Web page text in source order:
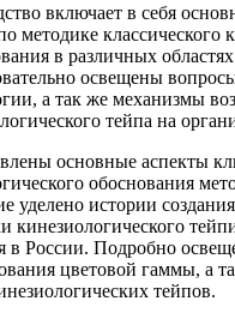
включает в себя
методике классического
в различных
освещены
а так же механизмы
тейпа на
основные аспекты
обоснования
уделено истории
кинезиологического
в России. Подробно
цветовой гаммы, а
тейпов.